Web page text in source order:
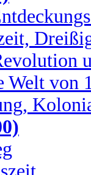
Welt von